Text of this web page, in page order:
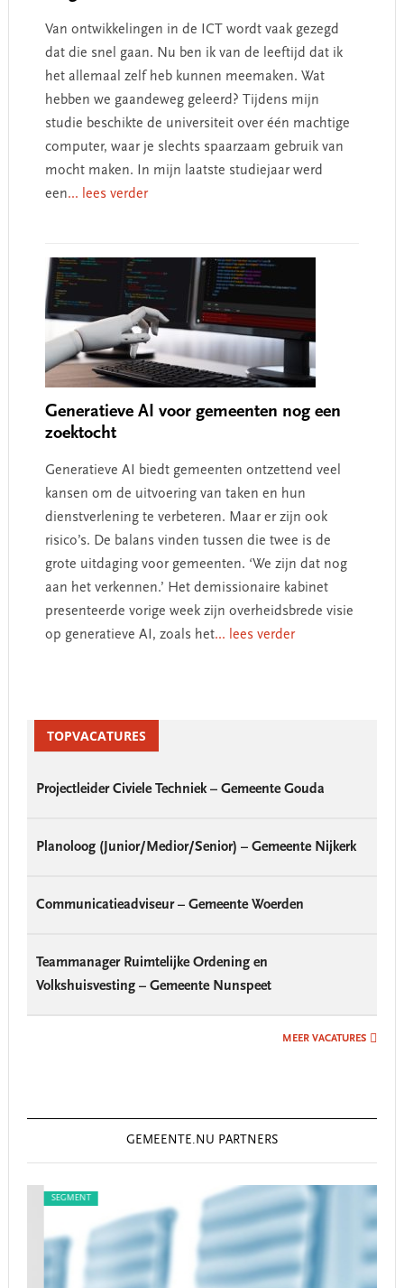
Van ontwikkelingen in de ICT wordt vaak gezegd
dat die snel gaan. Nu ben ik van de leeftijd dat ik
het allemaal zelf heb kunnen meemaken. Wat
hebben we gaandeweg geleerd? Tijdens mijn
studie beschikte de universiteit over één machtige
computer, waar je slechts spaarzaam gebruik van
mocht maken. In mijn laatste studiejaar werd
een... lees verder
Generatieve AI voor gemeenten nog een
zoektocht
Generatieve AI biedt gemeenten ontzettend veel
kansen om de uitvoering van taken en hun
dienstverlening te verbeteren. Maar er zijn ook
risico’s. De balans vinden tussen die twee is de
grote uitdaging voor gemeenten. ‘We zijn dat nog
aan het verkennen.’ Het demissionaire kabinet
presenteerde vorige week zijn overheidsbrede visie
op generatieve AI, zoals het... lees verder
SidebarTOPVACATURES
Projectleider Civiele Techniek – Gemeente Gouda
Planoloog (Junior/Medior/Senior) – Gemeente Nijkerk
Communicatieadviseur – Gemeente Woerden
Teammanager Ruimtelijke Ordening en
Volkshuisvesting – Gemeente Nunspeet
MEER VACATURES
GEMEENTE.NU PARTNERS
SEGMENT